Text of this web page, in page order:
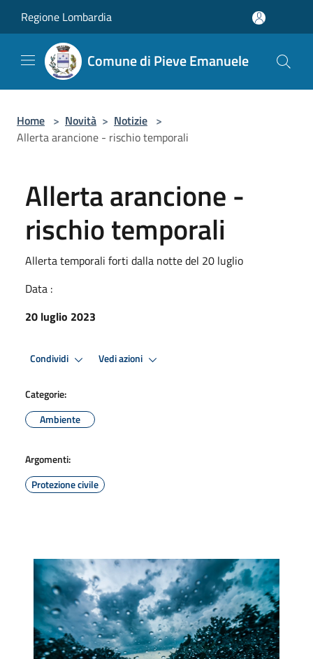
Regione Lombardia
Comune di Pieve Emanuele
Home > Novità > Notizie >
Allerta arancione - rischio temporali
Allerta arancione -
rischio temporali
Allerta temporali forti dalla notte del 20 luglio
Data :
20 luglio 2023
Condividi Vedi azioni
Categorie:
Ambiente
Argomenti:
Protezione civile